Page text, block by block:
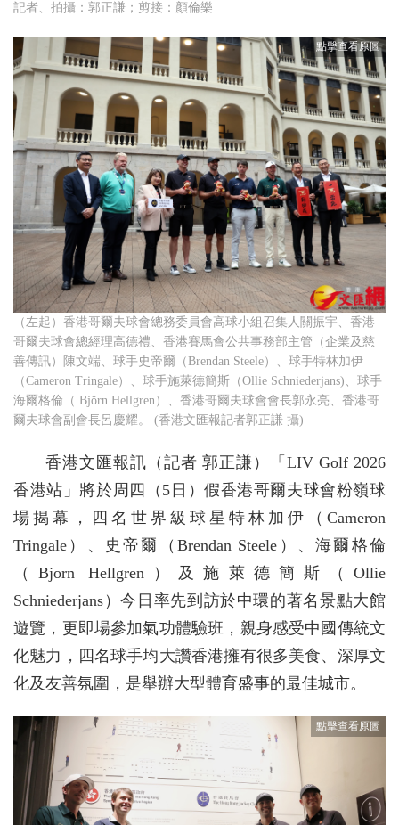
記者、拍攝：郭正謙；剪接：顏倫樂
（左起）香港哥爾夫球會總務委員會高球小組召集人關振宇、香港
哥爾夫球會總經理高德禮、香港賽馬會公共事務部主管（企業及慈
善傳訊）陳文端、球手史帝爾（Brendan Steele）、球手特林加伊
（Cameron Tringale）、球手施萊德簡斯（Ollie Schniederjans)、球手
海爾格倫（ Björn Hellgren）、香港哥爾夫球會會長郭永亮、香港哥
爾夫球會副會長呂慶耀。 (香港文匯報記者郭正謙 攝)
香港文匯報訊（記者 郭正謙）「LIV Golf 2026
香港站」將於周四（5日）假香港哥爾夫球會粉嶺球
場揭幕，四名世界級球星特林加伊（Cameron
Tringale）、史帝爾（Brendan Steele）、海爾格倫
（Bjorn Hellgren）及施萊德簡斯（Ollie
Schniederjans）今日率先到訪於中環的著名景點大館
遊覽，更即場參加氣功體驗班，親身感受中國傳統文
化魅力，四名球手均大讚香港擁有很多美食、深厚文
化及友善氛圍，是舉辦大型體育盛事的最佳城市。